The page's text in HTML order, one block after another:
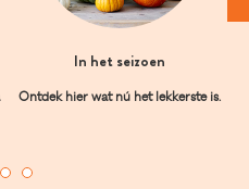
In het seizoen
Ontdek hier wat nú het lekkerste is.